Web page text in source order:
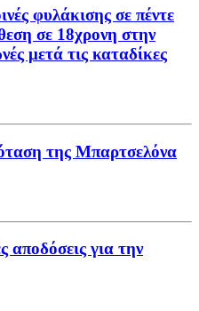
φυλάκισης σε πέντε
σε 18χρονη στην
μετά τις καταδίκες
της Μπαρτσελόνα
αποδόσεις για την